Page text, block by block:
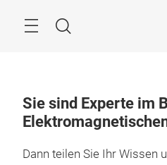
Suche
Sie sind Experte im
Dann teilen Sie Ihr Wissen
Events